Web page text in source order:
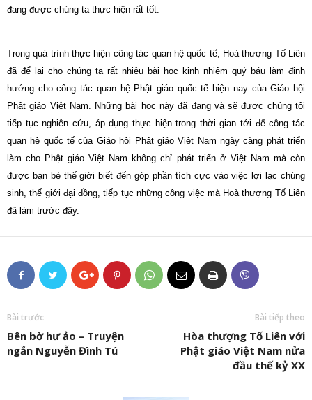
đang được chúng ta thực hiện rất tốt.
Trong quá trình thực hiện công tác quan hệ quốc tế, Hoà thượng Tố Liên
đã để lại cho chúng ta rất nhiêu bài học kinh nhiệm quý báu làm định
hướng cho công tác quan hệ Phật giáo quốc tế hiện nay của Giáo hội
Phật giáo Việt Nam . Những bài học này đã đang và sẽ được chúng tôi
tiếp tục nghiên cứu, áp dụng thực hiện trong thời gian tới để công tác
quan hệ quốc tế của Giáo hội Phật giáo Việt Nam ngày càng phát triển
làm cho Phật giáo Việt Nam không chỉ phát triển ở Việt Nam mà còn
được bạn bè thế giới biết đến góp phần tích cực vào việc lợi lạc chúng
sinh, thế giới đại đồng, tiếp tục những công việc mà Hoà thượng Tố Liên
đã làm trước đây.
Bài trước
Bên bờ hư ảo – Truyện
ngắn Nguyễn Đình Tú
Bài tiếp theo
Hòa thượng Tố Liên với
Phật giáo Việt Nam nửa
đầu thế kỷ XX